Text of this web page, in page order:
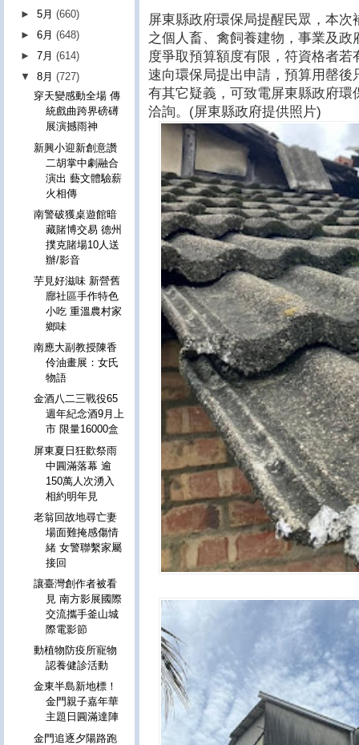
屏東縣政府環保局提醒民眾，本
之個人畜、禽飼養建物，事業及
度爭取預算額度有限，符資格者
速向環保局提出申請，預算用罄
有其它疑義，可致電屏東縣政府環
洽詢。(屏東縣政府提供照片)
►5月(660)
►6月(648)
►7月(614)
▼8月(727)
穿天變感動全場 傳
統戲曲跨界磅礡
展演撼雨神
新興小迎新創意讚
二胡掌中劇融合
演出 藝文體驗薪
火相傳
南警破獲桌遊館暗
藏賭博交易 德州
撲克賭場10人送
辦/影音
芋見好滋味 新營舊
廍社區手作特色
小吃 重溫農村家
鄉味
南應大副教授陳香
伶油畫展：女氏
物語
金酒八二三戰役65
週年紀念酒9月上
市 限量16000盒
屏東夏日狂歡祭雨
中圓滿落幕 逾
150萬人次湧入
相約明年見
老翁回故地尋亡妻
場面難掩感傷情
緒 女警聯繫家屬
接回
讓臺灣創作者被看
見 南方影展國際
交流攜手釜山城
際電影節
動植物防疫所寵物
認養健診活動
金東半島新地標！
金門親子嘉年華
主題日圓滿達陣
金門追逐夕陽路跑